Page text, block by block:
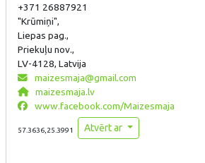
+371 26887921
"Krūmiņi",
Liepas pag.,
Priekuļu nov.,
LV-4128, Latvija
maizesmaja@gmail.com
maizesmaja.lv
www.facebook.com/Maizesmaja
57.3636,25.3991 Atvērt ar